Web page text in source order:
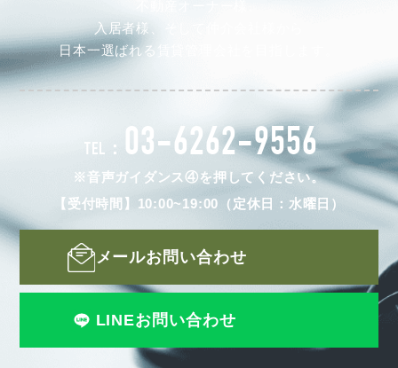
入居者様、そして仲介会社様から
日本一選ばれる賃貸管理会社を目指します。
TEL： 03-6262-9556
※音声ガイダンス④を押してください。
【受付時間】10:00~19:00（定休日：水曜日）
メールお問い合わせ
LINEお問い合わせ